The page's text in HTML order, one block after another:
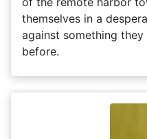
themselves in a
against something
before.